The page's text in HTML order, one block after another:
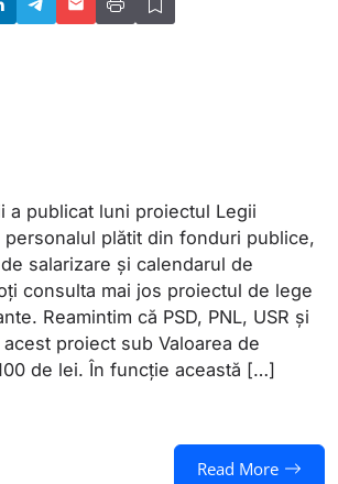
a publicat luni proiectul Legii
personalul plătit din fonduri publice,
salarizare și calendarul de
consulta mai jos proiectul de lege
Reamintim că PSD, PNL, USR și
acest proiect sub Valoarea de
de lei. În funcție această […]
Read More